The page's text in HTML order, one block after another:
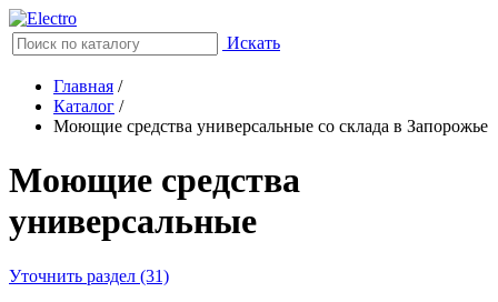
Искать
Главная /
Каталог /
Моющие средства универсальные со склада в Запорожье
Моющие средства
универсальные
Уточнить раздел (31)